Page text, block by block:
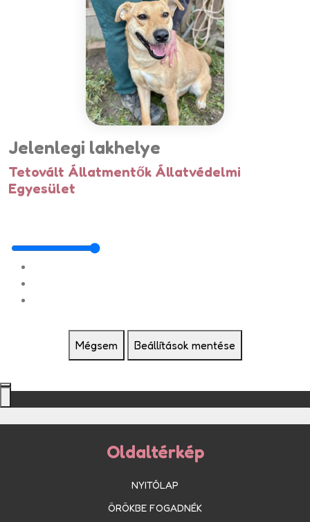
Jelenlegi lakhelye
Tetovált Állatmentők Állatvédelmi
Egyesület
Mégsem Beállítások mentése
Oldaltérkép
NYITÓLAP
ÖRÖKBE FOGADNÉK